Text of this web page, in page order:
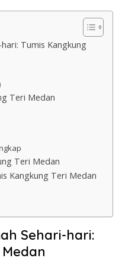
Tumis Kangkung
Teri Medan
Teri Medan
Kangkung Teri Medan
Sehari-hari: